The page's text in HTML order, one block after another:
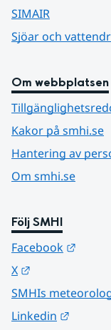
SIMAIR
Sjöar och
Om webbplatsen
Kakor på smhi.se
Hantering av
Om smhi.se
Följ SMHI
Facebook
X
SMHIs
Linkedin